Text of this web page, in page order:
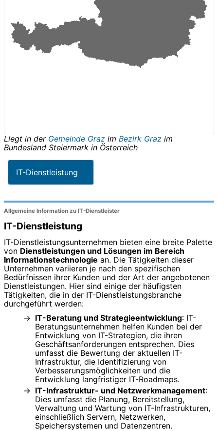
Liegt in der Gemeinde Graz im Bezirk Graz im
Bundesland Steiermark in Österreich
IT-Dienstleistung
Allgemeine Information zu IT-Dienstleister
IT-Dienstleistung
IT-Dienstleistungsunternehmen bieten eine breite Palette
von Dienstleistungen und Lösungen im Bereich
Informationstechnologie an. Die Tätigkeiten dieser
Unternehmen variieren je nach den spezifischen
Bedürfnissen ihrer Kunden und der Art der angebotenen
Dienstleistungen. Hier sind einige der häufigsten
Tätigkeiten, die in der IT-Dienstleistungsbranche
durchgeführt werden:
IT-Beratung und Strategieentwicklung: IT-
Beratungsunternehmen helfen Kunden bei der
Entwicklung von IT-Strategien, die ihren
Geschäftsanforderungen entsprechen. Dies
umfasst die Bewertung der aktuellen IT-
Infrastruktur, die Identifizierung von
Verbesserungsmöglichkeiten und die
Entwicklung langfristiger IT-Roadmaps.
IT-Infrastruktur- und Netzwerkmanagement:
Dies umfasst die Planung, Bereitstellung,
Verwaltung und Wartung von IT-Infrastrukturen,
einschließlich Servern, Netzwerken,
Speichersystemen und Datenzentren.